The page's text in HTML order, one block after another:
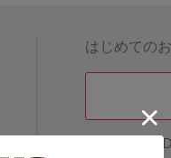
はじめての
他のサイト